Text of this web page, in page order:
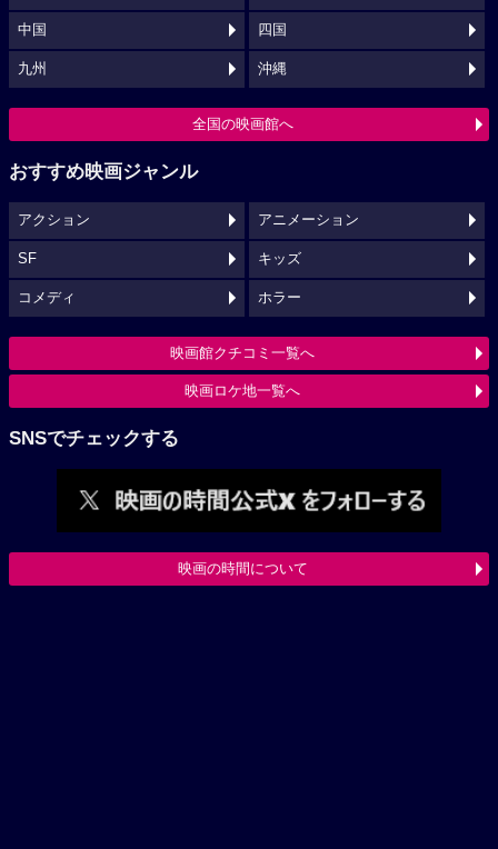
中国 四国
九州 沖縄
全国の映画館へ
おすすめ映画ジャンル
アクション アニメーション
SF キッズ
コメディ ホラー
映画館クチコミ一覧へ
映画ロケ地一覧へ
SNSでチェックする
映画の時間について